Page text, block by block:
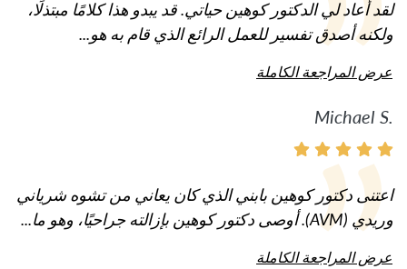
لقد أعاد لي الدكتور كوهين حياتي. قد يبدو هذا كلامًا مبتذلًا،
ولكنه أصدق تفسير للعمل الرائع الذي قام به هو...
عرض المراجعة الكاملة
Michael S.
اعتنى دكتور كوهين بابني الذي كان يعاني من تشوه شرياني
وريدي (AVM). أوصى دكتور كوهين بإزالته جراحيًا، وهو ما...
عرض المراجعة الكاملة